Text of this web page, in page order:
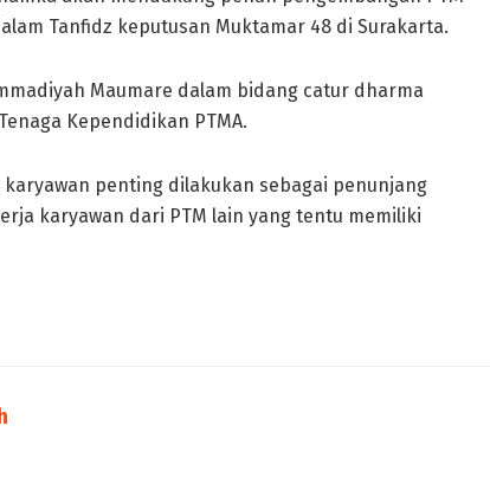
Tanfidz keputusan Muktamar 48 di Surakarta.
Maumare dalam bidang catur dharma
Kependidikan PTMA.
penting dilakukan sebagai penunjang
karyawan dari PTM lain yang tentu memiliki